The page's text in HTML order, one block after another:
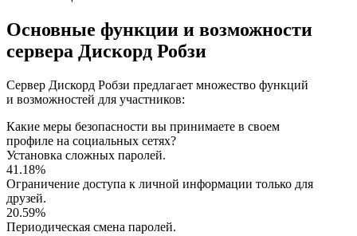
Основные функции и возможности
сервера Дискорд Робзи
Сервер Дискорд Робзи предлагает множество функций
и возможностей для участников:
Какие меры безопасности вы принимаете в своем
профиле на социальных сетях?
Установка сложных паролей.
41.18%
Ограничение доступа к личной информации только для
друзей.
20.59%
Периодическая смена паролей.